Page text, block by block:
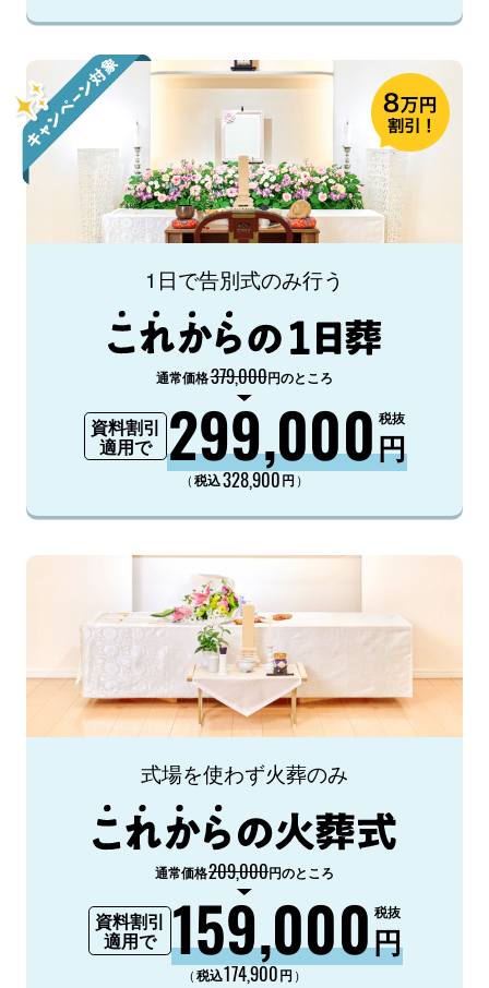
1日で告別式のみ行う
通常価格379,000円のところ
資料割引
適用で
299,000円
税抜
（税込328,900円 ）
式場を使わず火葬のみ
通常価格209,000円のところ
資料割引
適用で
159,000円
税抜
（税込174,900円 ）